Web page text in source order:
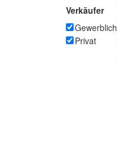
Verkäufer
Gewerblich
Privat